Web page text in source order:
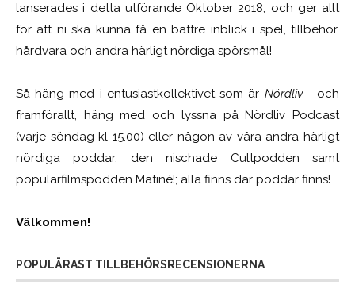
lanserades i detta utförande Oktober 2018, och ger allt
för att ni ska kunna få en bättre inblick i spel, tillbehör,
hårdvara och andra härligt nördiga spörsmål!
Så häng med i entusiastkollektivet som är Nördliv- och
framförallt, häng med och lyssna på Nördliv Podcast
(varje söndag kl 15.00) eller någon av våra andra härligt
nördiga poddar, den nischade Cultpodden samt
populärfilmspodden Matiné!; alla finns där poddar finns!
Välkommen!
POPULÄRAST TILLBEHÖRSRECENSIONERNA